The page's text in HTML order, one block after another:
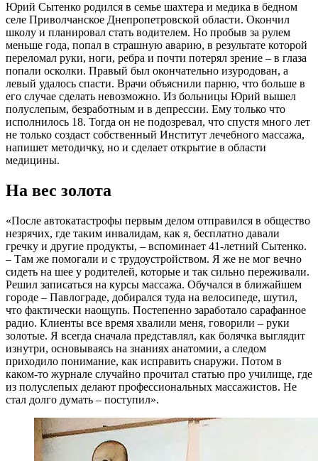
Юрий Сытенко родился в семье шахтера и медика в бедном
селе Приволчанское Днепропетровской области. Окончил
школу и планировал стать водителем. Но пробыв за рулем
меньше года, попал в страшную аварию, в результате которой
переломал руки, ноги, ребра и почти потерял зрение – в глаза
попали осколки. Правый был окончательно изуродован, а
левый удалось спасти. Врачи объяснили парню, что больше в
его случае сделать невозможно. Из больницы Юрий вышел
полуслепым, безработным и в депрессии. Ему только что
исполнилось 18. Тогда он не подозревал, что спустя много лет
не только создаст собственный Институт лечебного массажа,
напишет методичку, но и сделает открытие в области
медицины.
На вес золота
«После автокатастрофы первым делом отправился в общество
незрячих, где таким инвалидам, как я, бесплатно давали
гречку и другие продукты, – вспоминает 41-летний Сытенко.
– Там же помогали и с трудоустройством. Я же не мог вечно
сидеть на шее у родителей, которые и так сильно переживали.
Решил записаться на курсы массажа. Обучался в ближайшем
городе – Павлограде, добирался туда на велосипеде, шутил,
что фактически наощупь. Постепенно заработало сарафанное
радио. Клиенты все время хвалили меня, говорили – руки
золотые. Я всегда сначала представлял, как болячка выглядит
изнутри, основываясь на знаниях анатомии, а следом
приходило понимание, как исправить снаружи. Потом в
каком-то журнале случайно прочитал статью про училище, где
из полуслепых делают профессиональных массажистов. Не
стал долго думать – поступил».